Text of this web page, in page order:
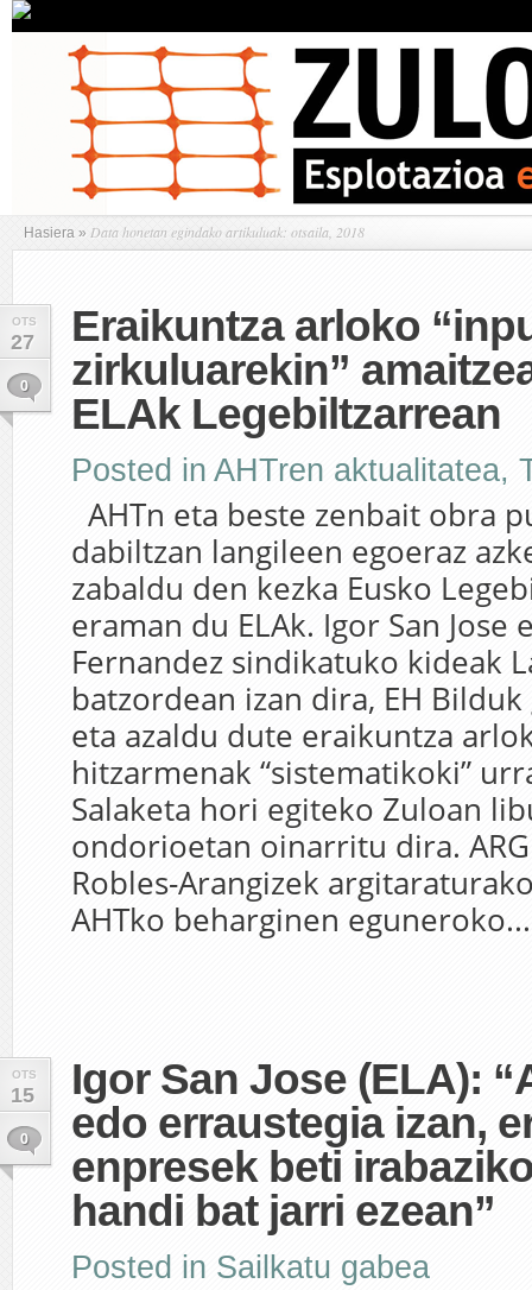
Hasiera » Data honetan egindako artikuluak: otsaila, 2018
OTS
27
0
Eraikuntza arloko
zirkuluarekin”
ELAk Legebiltzarrean
Posted in AHTren aktualitatea,
AHTn eta beste zenbait obra
dabiltzan langileen egoeraz
zabaldu den kezka Eusko
eraman du ELAk. Igor San Jose
Fernandez sindikatuko kideak
batzordean izan dira, EH
eta azaldu dute eraikuntza
hitzarmenak “sistematikoki”
Salaketa hori egiteko Zuloan
ondorioetan oinarritu dira.
Robles-Arangizek
AHTko beharginen eguneroko...
OTS
15
0
Igor San Jose (ELA):
edo erraustegia izan,
enpresek beti
handi bat jarri ezean”
Posted in Sailkatu gabea